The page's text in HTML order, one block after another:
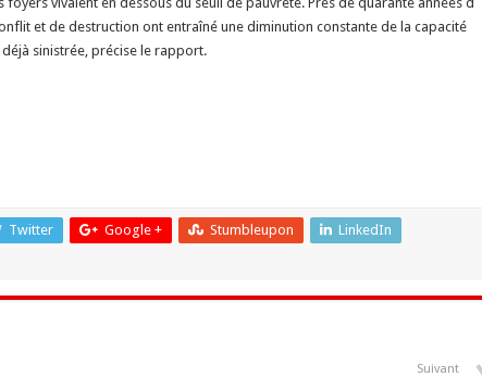
et de destruction ont entraîné une diminution constante de la capacité
sinistrée, précise le rapport.
Twitter Google + Stumbleupon
LinkedIn
Suivant